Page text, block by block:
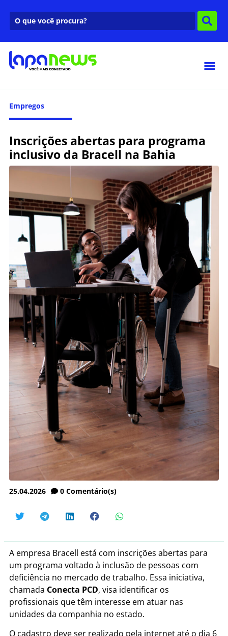
Empregos
Inscrições abertas para programa
inclusivo da Bracell na Bahia
25.04.2026 0 Comentário(s)
A empresa Bracell está com inscrições abertas para
um programa voltado à inclusão de pessoas com
deficiência no mercado de trabalho. Essa iniciativa,
chamada Conecta PCD, visa identificar os
profissionais que têm interesse em atuar nas
unidades da companhia no estado.
O cadastro deve ser realizado pela internet até o dia 6